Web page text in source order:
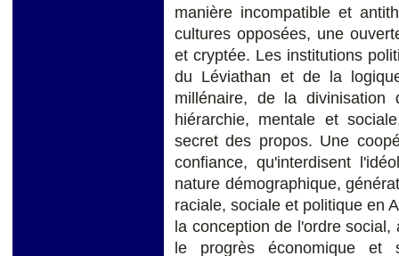
manière incompatible et
cultures opposées, une
et cryptée. Les institutions
du Léviathan et de la
millénaire, de la divinisation
hiérarchie, mentale et
secret des propos. Une
confiance, qu'interdisent
nature démographique,
raciale, sociale et politique en
la conception de l'ordre
le progrès économique et